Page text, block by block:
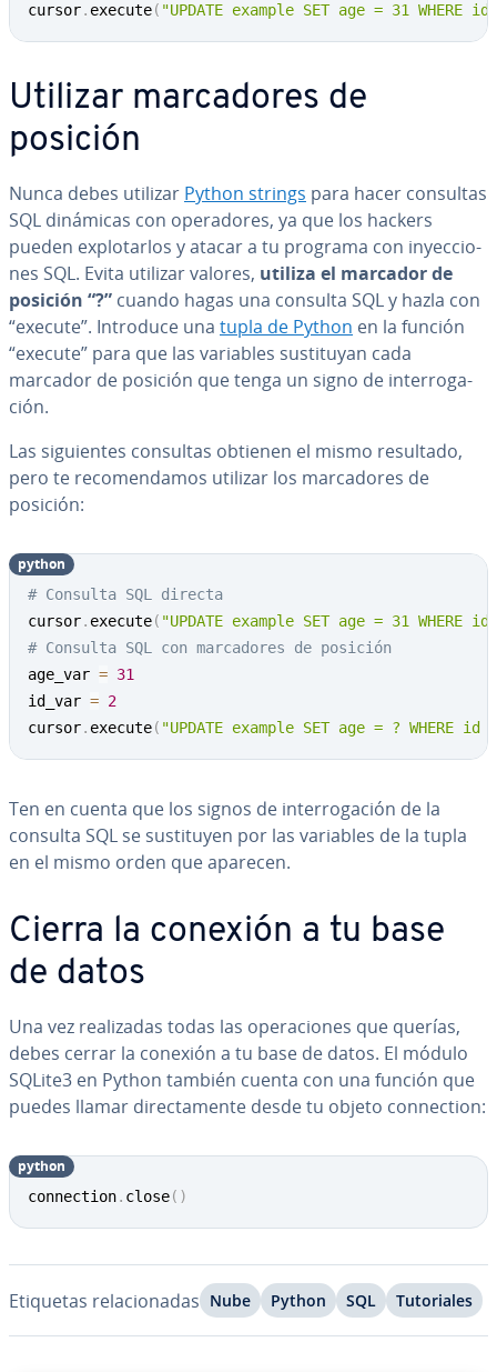
cursor. execute( "UPDATE example SET age = 31 WHERE
Utilizar ma­r­ca­do­res de
posición
Nunca debes utilizar Python strings para hacer consultas
SQL dinámicas con ope­ra­do­res, ya que los hackers
pueden ex­plo­tar­los y atacar a tu programa con in­ye­c­cio­
nes SQL. Evita utilizar valores, utiliza el marcador de
posición “?” cuando hagas una consulta SQL y hazla con
“execute”. Introduce una tupla de Python en la función
“execute” para que las variables su­s­ti­tu­yan cada
marcador de posición que tenga un signo de in­te­rro­ga­
ción.
Las si­guie­n­tes consultas obtienen el mismo resultado,
pero te re­co­me­n­da­mos utilizar los ma­r­ca­do­res de
posición:
# Consulta SQL directa
cursor. execute( "UPDATE example SET age = 31 WHERE
# Consulta SQL con marcadores de posición
age_var = 31
id_var = 2
cursor. execute( "UPDATE example SET age = ? WHERE id
python
Ten en cuenta que los signos de in­te­rro­ga­ción de la
consulta SQL se su­s­ti­tu­yen por las variables de la tupla
en el mismo orden que aparecen.
Cierra la conexión a tu base
de datos
Una vez rea­li­za­das todas las ope­ra­cio­nes que querías,
debes cerrar la conexión a tu base de datos. El módulo
SQLite3 en Python también cuenta con una función que
puedes llamar di­re­c­ta­me­n­te desde tu objeto co­n­ne­c­tion:
connection. close( )
python
Etiquetas re­la­cio­na­das Nube Python SQL Tu­to­ria­les